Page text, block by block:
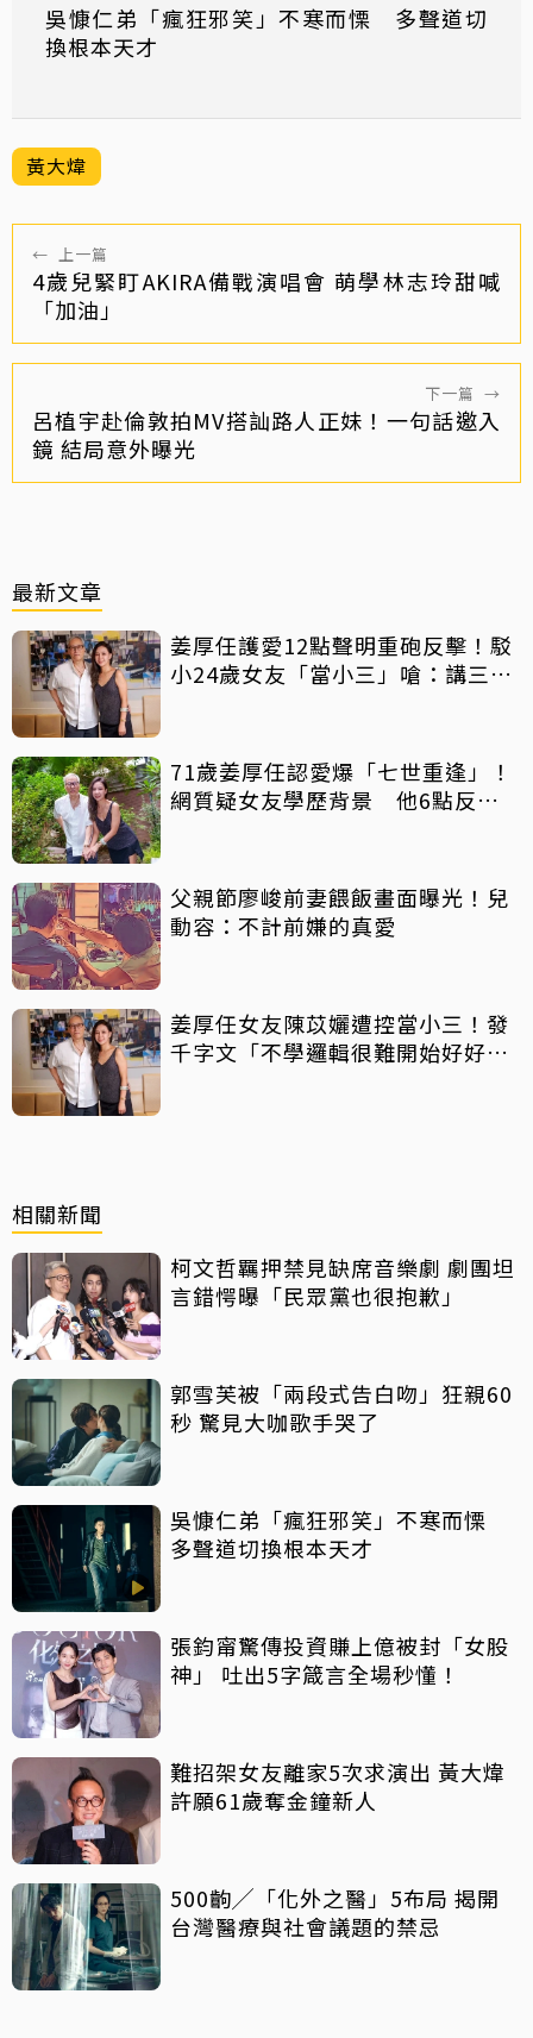
吳慷仁弟「瘋狂邪笑」不寒而慄 多聲道切
換根本天才
黃大煒
← 上一篇
4歲兒緊盯AKIRA備戰演唱會 萌學林志玲甜喊
「加油」
下一篇 →
呂植宇赴倫敦拍MV搭訕路人正妹！一句話邀入
鏡 結局意外曝光
最新文章
姜厚任護愛12點聲明重砲反擊！駁
小24歲女友「當小三」嗆：講三
71歲姜厚任認愛爆「七世重逢」！
網質疑女友學歷背景 他6點反
父親節廖峻前妻餵飯畫面曝光！兒
動容：不計前嫌的真愛
姜厚任女友陳苡孋遭控當小三！發
千字文「不學邏輯很難開始好好
相關新聞
柯文哲羈押禁見缺席音樂劇 劇團坦
言錯愕曝「民眾黨也很抱歉」
郭雪芙被「兩段式告白吻」狂親60
秒 驚見大咖歌手哭了
吳慷仁弟「瘋狂邪笑」不寒而慄
多聲道切換根本天才
張鈞甯驚傳投資賺上億被封「女股
神」 吐出5字箴言全場秒懂！
難招架女友離家5次求演出 黃大煒
許願61歲奪金鐘新人
500齣╱「化外之醫」5布局 揭開
台灣醫療與社會議題的禁忌